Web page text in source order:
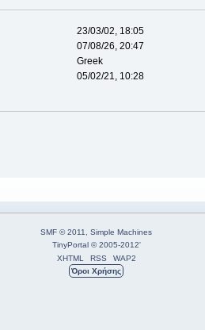
23/03/02, 18:05
07/08/26, 20:47
Greek
05/02/21, 10:28
SMF © 2011
Simple Machines
TinyPortal © 2005-2012'
XHTML
RSS
WAP2
Όροι Χρήσης